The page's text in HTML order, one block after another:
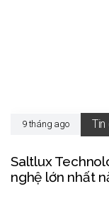
9 tháng ago Tin
Saltlux
nghệ lớn nhất